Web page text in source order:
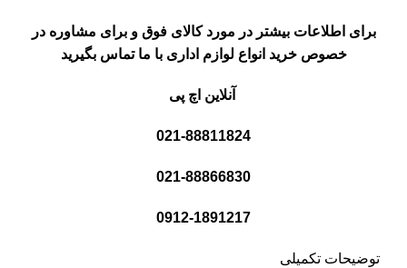
برای اطلاعات بیشتر در مورد کالای فوق و برای مشاوره در
خصوص خرید انواع لوازم اداری با ما تماس بگیرید
آنلاین اچ پی
021-88811824
021-88866830
0912-1891217
توضیحات تکمیلی